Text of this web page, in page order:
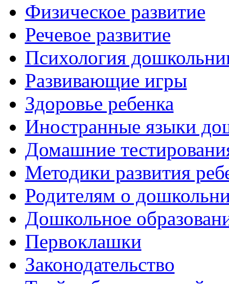
Физическое развитие
Речевое развитие
Психология
Развивающие игры
Здоровье ребенка
Иностранные языки
Домашние
Методики развития
Родителям о
Дошкольное
Первоклашки
Законодательство